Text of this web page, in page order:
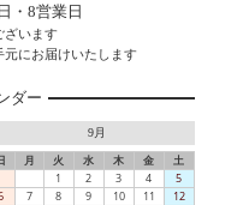
・8営業日
ざいます
元にお届けいたします
ダー
9月
月 火 水 木 金
土
1
2 3 4
5
7 8 9 10 11
12